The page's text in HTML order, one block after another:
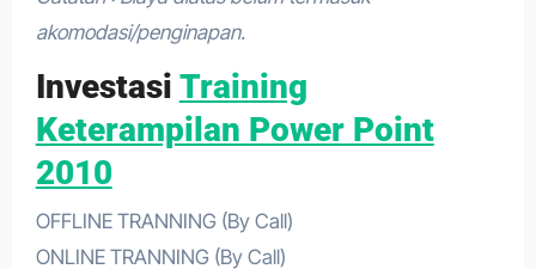
akomodasi/penginapan.
Investasi Training
Keterampilan Power Point
2010
OFFLINE TRANNING (By Call)
ONLINE TRANNING (By Call)